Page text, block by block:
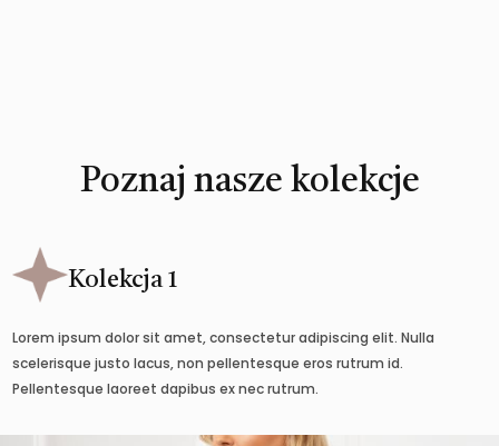
Poznaj nasze kolekcje
Kolekcja 1
Lorem ipsum dolor sit amet, consectetur adipiscing elit. Nulla
scelerisque justo lacus, non pellentesque eros rutrum id.
Pellentesque laoreet dapibus ex nec rutrum.